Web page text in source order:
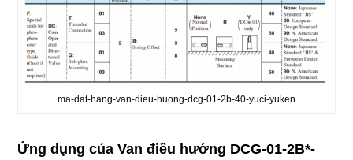
ma-dat-hang-van-dieu-huong-dcg-01-2b-40-yuci-yuken
Ứng dụng của Van điều hướng DCG-01-2B*-